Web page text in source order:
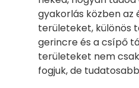
gyakorlás közben az
területeket, különös
gerincre és a csípő
területeket nem
fogjuk, de